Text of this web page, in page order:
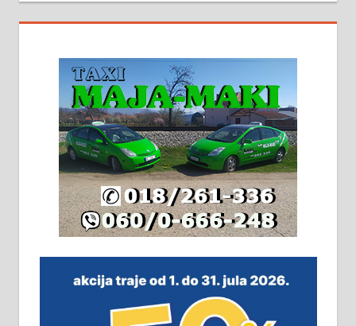
стамбене целине једна уз другу.
2х150м2, две гараже, централно
грејање на гас и дрва. Две
адресе. 063/71-74-023
Издајем комплетно опремљену
халу на Житковачком путу, на
плацу површине око 7 ари.
064/321-80-51; 063/102-35-25
незавршена кућа површине 160
м2 са плацем од 8 ари у Зеленом
виру у Алексинцу. Могућа
замена. 064/21-63-584